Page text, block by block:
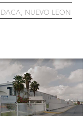
NUEVO LEON